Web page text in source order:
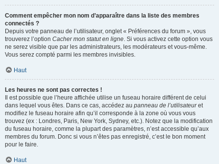
Comment empêcher mon nom d’apparaître dans la liste des membres
connectés ?
Depuis votre panneau de l’utilisateur, onglet « Préférences du forum », vous
trouverez l’option Cacher mon statut en ligne. Si vous activez cette option vous
ne serez visible que par les administrateurs, les modérateurs et vous-même.
Vous serez compté parmi les membres invisibles.
Haut
Les heures ne sont pas correctes !
Il est possible que l’heure affichée utilise un fuseau horaire différent de celui
dans lequel vous êtes. Dans ce cas, accédez au panneau de l’utilisateuret
modifiez le fuseau horaire afin qu’il corresponde à la zone où vous vous
trouvez (ex : Londres, Paris, New York, Sydney, etc.). Notez que la modification
du fuseau horaire, comme la plupart des paramètres, n’est accessible qu’aux
membres du forum. Donc si vous n’êtes pas enregistré, c’est le bon moment
pour le faire.
Haut